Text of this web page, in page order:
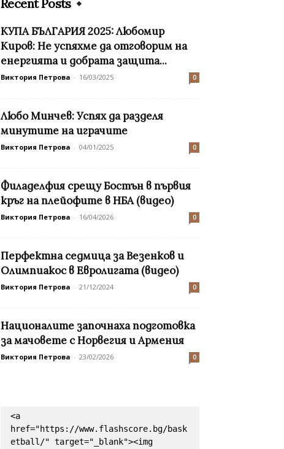
Recent Posts
КУПА БЪЛГАРИЯ 2025: Любомир
Киров: Не успяхме да отговорим на
енергията и добрата защита...
Виктория Петрова - 16/03/2025 0
Любо Минчев: Успях да разделя
минутите на играчите
Виктория Петрова - 04/01/2025 0
Филаделфия срещу Бостън в първия
кръг на плейофите в НБА (видео)
Виктория Петрова - 16/04/2026 0
Перфектна седмица за Везенков и
Олимпиакос в Евролигата (видео)
Виктория Петрова - 21/12/2024 0
Националите започнаха подготовка
за мачовете с Норвегия и Армения
Виктория Петрова - 23/02/2026 0
<a
href="https://www.flashscore.bg/bask
etball/" target="_blank"><img